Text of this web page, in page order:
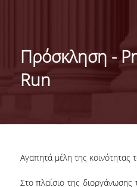
ΧΑΙΡΕΤΙΣΜΟΣ
Πρόσκληση -
Run
Αγαπητά μέλη της κοινότητας
Στο πλαίσιο της